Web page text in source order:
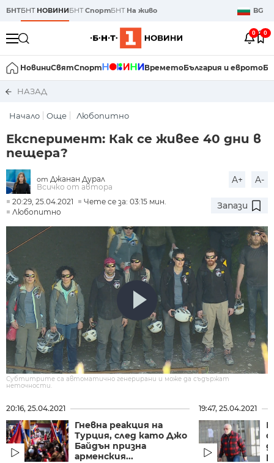
БНТБНТ НОВИНИБНТСпортБНТ На живо BG
0 0
НовиниСвятСпорт ВреметоБългария и еврото
НАЗАД
Начало Още Любопитно
Експеримент: Как се живее 40 дни в
пещера?
от Джанан Дурал
Всичко от автора
A+ A-
20:29, 25.04.2021
Чете се за: 03:15 мин.
Любопитно
Запази
Субтитрите са автоматично генерирани и може да съдържат
неточности.
20:16, 25.04.2021
Гневна реакция на
Турция, след като Джо
Байдън призна
арменския...
19:47, 25.04.2021